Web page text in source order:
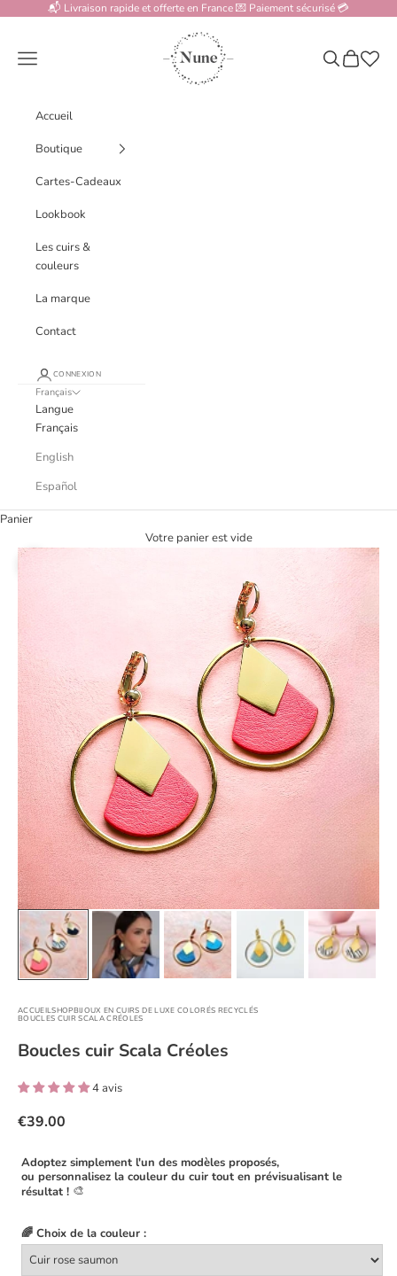
Passer au contenu📬 Livraison rapide et offerte en France 💌 Paiement sécurisé 💳
www.nune.fr
Menu
Recherche
Panier
Accueil
Boutique
Cartes-Cadeaux
Lookbook
Les cuirs &
couleurs
La marque
Contact
CONNEXION
Français
Langue
Français
English
Español
Panier
Votre panier est vide
ACCUEILSHOPBIJOUX EN CUIRS DE LUXE COLORÉS RECYCLÉS
BOUCLES CUIR SCALA CRÉOLES
Boucles cuir Scala Créoles
4 avis
€39.00
Adoptez simplement l'un des modèles proposés,
ou personnalisez la couleur du cuir tout en prévisualisant le
résultat ! 🎨
🌈 Choix de la couleur :